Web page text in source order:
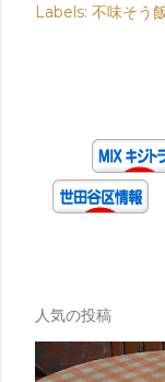
Labels: 不味そう
人気の投稿